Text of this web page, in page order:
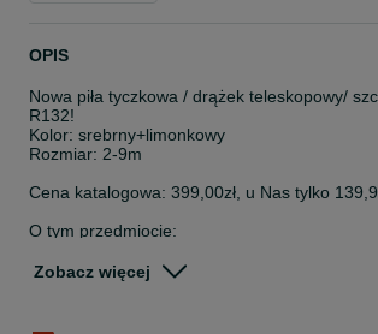
OPIS
Nowa piła tyczkowa / drążek teleskopowy/
R132!
Kolor: srebrny+limonkowy
Rozmiar: 2-9m
Cena katalogowa: 399,00zł, u Nas tylko
O tym przedmiocie:
potrzebować: Ten chowany, rozsuwany
Zobacz więcej